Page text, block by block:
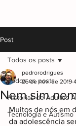
Post
Todos os posts
Histórias de Adultos
Tecnologia e Autismo
Todos os posts
Nem sim
pedrorodrigues
26 de nov. de 2019
Muitos de nós em
da adolescência